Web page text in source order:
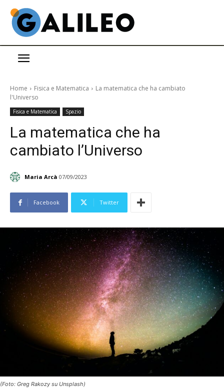
Home Fisica e Matematica
La matematica che ha cambiato
l'Universo
Fisica e Matematica Spazio
La matematica che ha
cambiato l’Universo
Maria Arcà 07/09/2023
Facebook Twitter
(Foto: Greg Rakozy su Unsplash)